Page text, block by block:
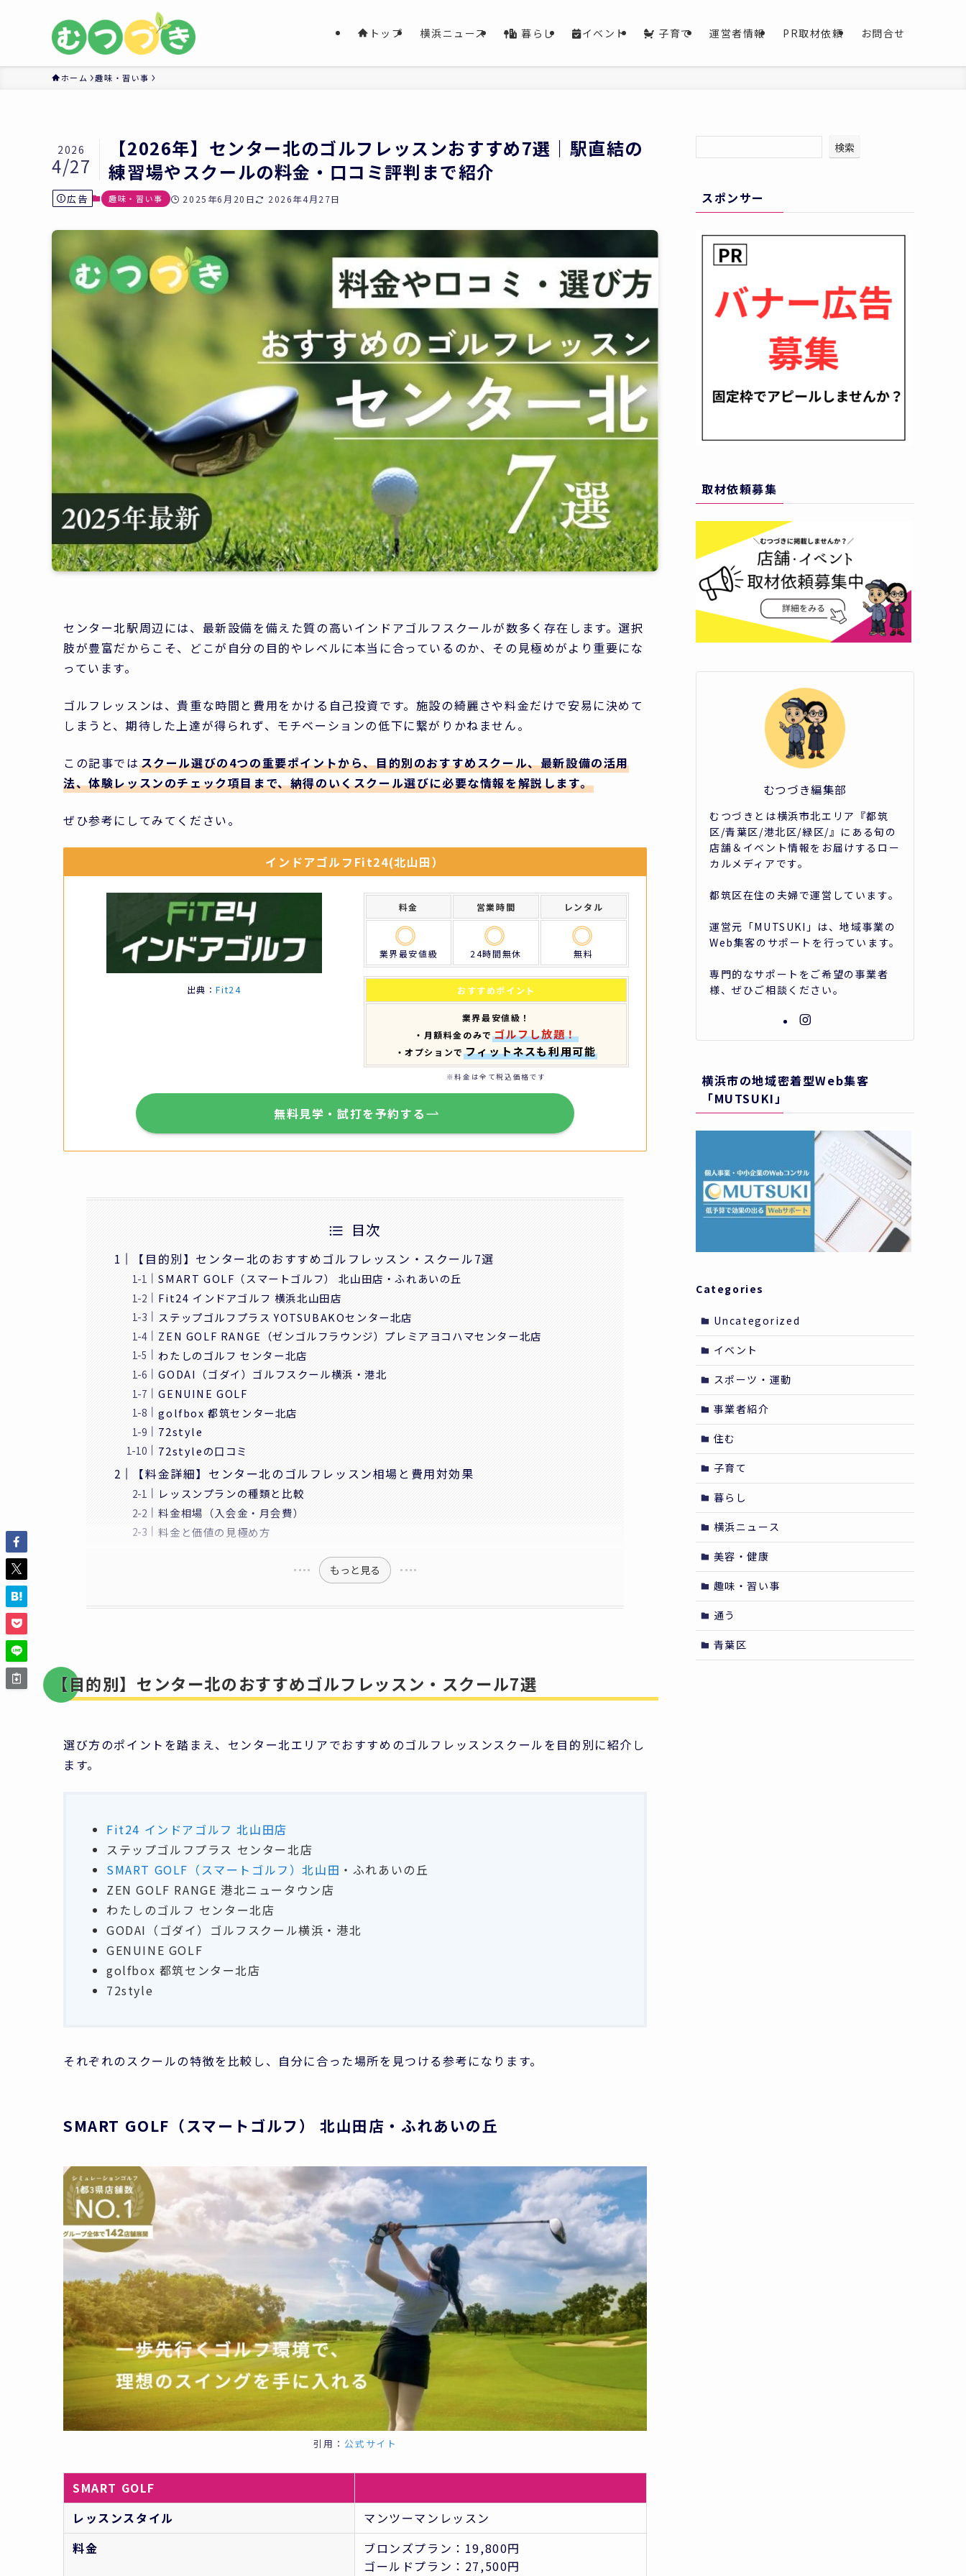
トップ 横浜ニュース 暮らし イベント 子育て 運営者情報 PR取材依頼 お問合せ
ホーム 趣味・習い事
【2026年】センター北のゴルフレッスンおすすめ7選｜駅直結の
練習場やスクールの料金・口コミ評判まで紹介
2026
4/27
広告 趣味・習い事 2025年6月20日 2026年4月27日
センター北駅周辺には、最新設備を備えた質の高いインドアゴルフスクールが数多く存在します。選択
肢が豊富だからこそ、どこが自分の目的やレベルに本当に合っているのか、その見極めがより重要にな
っています。
ゴルフレッスンは、貴重な時間と費用をかける自己投資です。施設の綺麗さや料金だけで安易に決めて
しまうと、期待した上達が得られず、モチベーションの低下に繋がりかねません。
この記事ではスクール選びの4つの重要ポイントから、目的別のおすすめスクール、最新設備の活用
法、体験レッスンのチェック項目まで、納得のいくスクール選びに必要な情報を解説します。
ぜひ参考にしてみてください。
インドアゴルフFit24(北山田）
出典：Fit24
料金 営業時間 レンタル
業界最安値級 24時間無休 無料
おすすめポイント
業界最安値級！
・月額料金のみで ゴルフし放題！
・オプションで フィットネスも利用可能
※料金は全て税込価格です
無料見学・試打を予約する
目次
【目的別】センター北のおすすめゴルフレッスン・スクール7選
SMART GOLF（スマートゴルフ） 北山田店・ふれあいの丘
Fit24 インドアゴルフ 横浜北山田店
ステップゴルフプラス YOTSUBAKOセンター北店
ZEN GOLF RANGE（ゼンゴルフラウンジ）プレミアヨコハマセンター北店
わたしのゴルフ センター北店
GODAI（ゴダイ）ゴルフスクール横浜・港北
GENUINE GOLF
golfbox 都筑センター北店
72style
72styleの口コミ
【料金詳細】センター北のゴルフレッスン相場と費用対効果
レッスンプランの種類と比較
料金相場（入会金・月会費）
料金と価値の見極め方
もっと見る
【目的別】センター北のおすすめゴルフレッスン・スクール7選
選び方のポイントを踏まえ、センター北エリアでおすすめのゴルフレッスンスクールを目的別に紹介し
ます。
Fit24 インドアゴルフ 北山田店
ステップゴルフプラス センター北店
SMART GOLF（スマートゴルフ）北山田 ・ふれあいの丘
ZEN GOLF RANGE 港北ニュータウン店
わたしのゴルフ センター北店
GODAI（ゴダイ）ゴルフスクール横浜・港北
GENUINE GOLF
golfbox 都筑センター北店
72style
それぞれのスクールの特徴を比較し、自分に合った場所を見つける参考になります。
SMART GOLF（スマートゴルフ） 北山田店・ふれあいの丘
引用： 公式サイト
SMART GOLF
レッスンスタイル
マンツーマンレッスン
料金
ブロンズプラン：19,800円
ゴールドプラン：27,500円
検索
スポンサー
取材依頼募集
むつづき編集部
むつづきとは横浜市北エリア『都筑
区/青葉区/港北区/緑区/』にある旬の
店舗＆イベント情報をお届けするロー
カルメディアです。
都筑区在住の夫婦で運営しています。
運営元「MUTSUKI」は、地域事業の
Web集客のサポートを行っています。
専門的なサポートをご希望の事業者
様、ぜひご相談ください。
横浜市の地域密着型Web集客
「MUTSUKI」
Categories
Uncategorized
イベント
スポーツ・運動
事業者紹介
住む
子育て
暮らし
横浜ニュース
美容・健康
趣味・習い事
通う
青葉区